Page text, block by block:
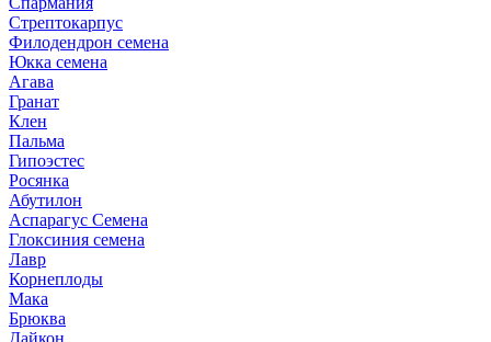
Стрептокарпус
Филодендрон семена
Юкка семена
Агава
Гранат
Клен
Пальма
Гипоэстес
Росянка
Абутилон
Аспарагус Семена
Глоксиния семена
Лавр
Корнеплоды
Мака
Брюква
Дайкон